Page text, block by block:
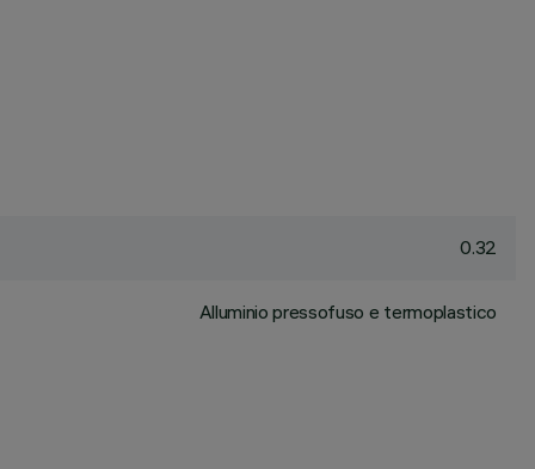
0.32
Alluminio pressofuso e termoplastico